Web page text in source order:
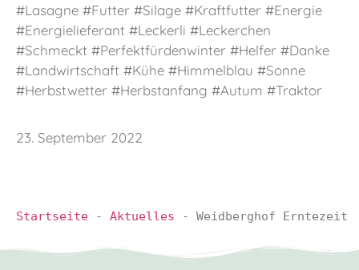
#Lasagne #Futter #Silage #Kraftfutter #Energie
#Energielieferant #Leckerli #Leckerchen
#Schmeckt #Perfektfürdenwinter #Helfer #Danke
#Landwirtschaft #Kühe #Himmelblau #Sonne
#Herbstwetter #Herbstanfang #Autum #Traktor
23. September 2022
Startseite - Aktuelles - Weidberghof Erntezeit